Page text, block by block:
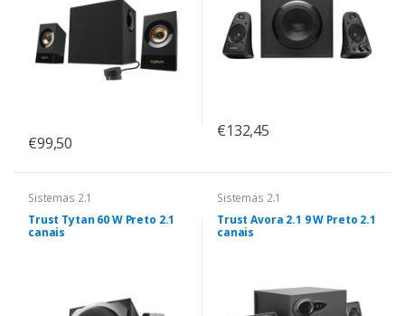
€99,50
€132,45
Sistemas 2.1
Trust Tytan 60 W Preto 2.1
canais
Sistemas 2.1
Trust Avora 2.1 9 W Preto 2.1
canais